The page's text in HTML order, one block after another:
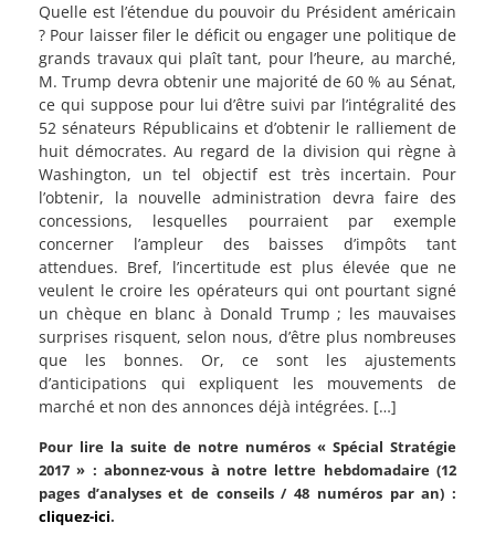
Quelle est l’étendue du pouvoir du Président américain
? Pour laisser filer le déficit ou engager une politique de
grands travaux qui plaît tant, pour l’heure, au marché,
M. Trump devra obtenir une majorité de 60 % au Sénat,
ce qui suppose pour lui d’être suivi par l’intégralité des
52 sénateurs Républicains et d’obtenir le ralliement de
huit démocrates. Au regard de la division qui règne à
Washington, un tel objectif est très incertain. Pour
l’obtenir, la nouvelle administration devra faire des
concessions, lesquelles pourraient par exemple
concerner l’ampleur des baisses d’impôts tant
attendues. Bref, l’incertitude est plus élevée que ne
veulent le croire les opérateurs qui ont pourtant signé
un chèque en blanc à Donald Trump ; les mauvaises
surprises risquent, selon nous, d’être plus nombreuses
que les bonnes. Or, ce sont les ajustements
d’anticipations qui expliquent les mouvements de
marché et non des annonces déjà intégrées. […]
Pour lire la suite de notre numéros « Spécial Stratégie
2017 » : abonnez-vous à notre lettre hebdomadaire (12
pages d’analyses et de conseils / 48 numéros par an) :
cliquez-ici.